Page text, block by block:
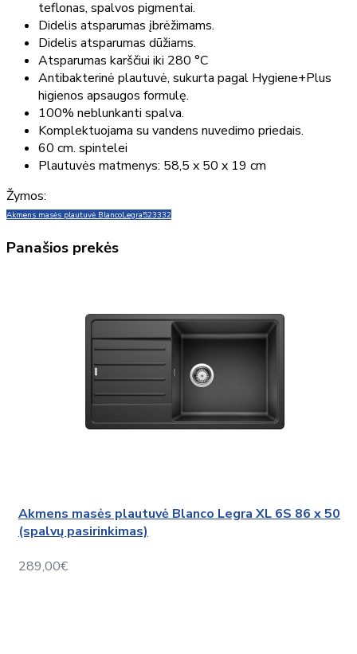
teflonas, spalvos pigmentai.
Didelis atsparumas įbrėžimams.
Didelis atsparumas dūžiams.
Atsparumas karščiui iki 280 °C
Antibakterinė plautuvė, sukurta pagal Hygiene+Plus
higienos apsaugos formulę.
100% neblunkanti spalva.
Komplektuojama su vandens nuvedimo priedais.
60 cm. spintelei
Plautuvės matmenys: 58,5 x 50 x 19 cm
Žymos:
Akmens masės plautuvė BlancoLegra523332
Panašios prekės
Akmens masės plautuvė Blanco Legra XL 6S 86 x 50
(spalvų pasirinkimas)
289,00€